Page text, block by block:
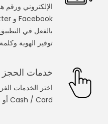
استشر المنجم على مكالمة
احصل على تدريب اللياقة
النجار
عامل الكهرباء
الإلكتروني ورقم
بالفعل في
توفير الهوية
خدمات الحجز
اختر الخدمات
Cash / Card أو In Wallet Wallet.